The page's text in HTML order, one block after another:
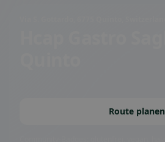
Route planen